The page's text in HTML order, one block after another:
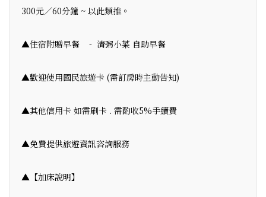
300元／60分鐘 ~ 以此類推。
▲住宿附贈早餐 - 清粥小菜 自助早餐
▲歡迎使用國民旅遊卡 (需訂房時主動告知)
▲其他信用卡 如需刷卡 . 需酌收5%手續費
▲免費提供旅遊資訊咨詢服務
▲【加床說明】